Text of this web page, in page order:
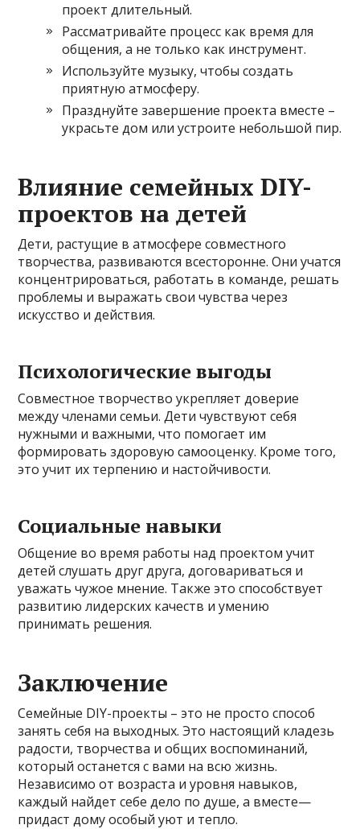
проект длительный.
Рассматривайте процесс как время для
общения, а не только как инструмент.
Используйте музыку, чтобы создать
приятную атмосферу.
Празднуйте завершение проекта вместе –
украсьте дом или устроите небольшой пир.
Влияние семейных DIY-
проектов на детей
Дети, растущие в атмосфере совместного
творчества, развиваются всесторонне. Они учатся
концентрироваться, работать в команде, решать
проблемы и выражать свои чувства через
искусство и действия.
Психологические выгоды
Совместное творчество укрепляет доверие
между членами семьи. Дети чувствуют себя
нужными и важными, что помогает им
формировать здоровую самооценку. Кроме того,
это учит их терпению и настойчивости.
Социальные навыки
Общение во время работы над проектом учит
детей слушать друг друга, договариваться и
уважать чужое мнение. Также это способствует
развитию лидерских качеств и умению
принимать решения.
Заключение
Семейные DIY-проекты – это не просто способ
занять себя на выходных. Это настоящий кладезь
радости, творчества и общих воспоминаний,
который останется с вами на всю жизнь.
Независимо от возраста и уровня навыков,
каждый найдет себе дело по душе, а вместе—
придаст дому особый уют и тепло.